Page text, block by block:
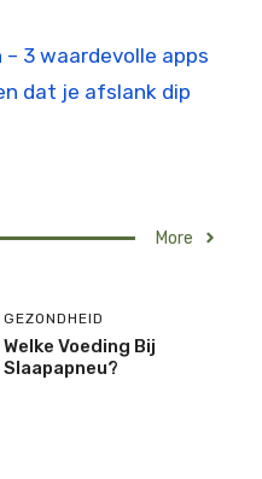
3 waardevolle apps
dat je afslank dip
More
GEZONDHEID
Welke Voeding Bij
Slaapapneu?